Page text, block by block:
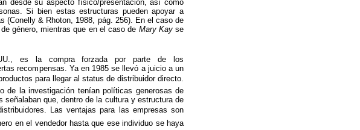
desde su aspecto físico/presentación, así como
Si bien estas estructuras pueden apoyar a
(Conelly & Rhoton, 1988, pág. 256). En el caso de
género, mientras que en el caso de Mary Kayse
es la compra forzada por parte de los
recompensas. Ya en 1985 se llevó a juicio a un
para llegar al status de distribuidor directo.
de la investigación tenían políticas generosas de
que, dentro de la cultura y estructura de
Las ventajas para las empresas son
en el vendedor hasta que ese individuo se haya